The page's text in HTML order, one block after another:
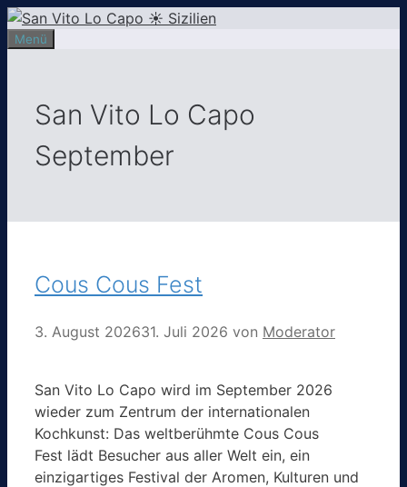
Zum
Inhalt
Menü
San Vito Lo Capo
September
Cous Cous Fest
3. August 202631. Juli 2026 von Moderator
San Vito Lo Capo wird im September 2026
wieder zum Zentrum der internationalen
Kochkunst: Das weltberühmte Cous Cous
Fest lädt Besucher aus aller Welt ein, ein
einzigartiges Festival der Aromen, Kulturen und